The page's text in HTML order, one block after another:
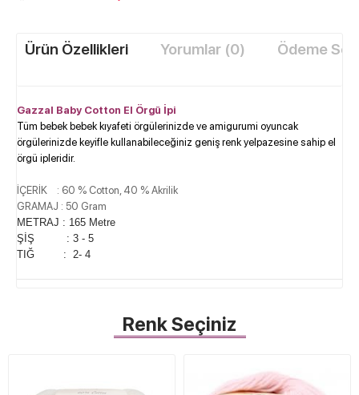
Ürün Özellikleri Yorumlar (0) Ödeme
Gazzal Baby Cotton El Örgü İpi
Tüm bebek bebek kıyafeti örgülerinizde ve amigurumi oyuncak
örgülerinizde keyifle kullanabileceğiniz geniş renk yelpazesine sahip el
örgü ipleridir.
İÇERİK : 60 % Cotton, 40 % Akrilik
GRAMAJ : 50 Gram
METRAJ : 165 Metre
ŞİŞ : 3 - 5
TIĞ : 2- 4
Renk Seçiniz